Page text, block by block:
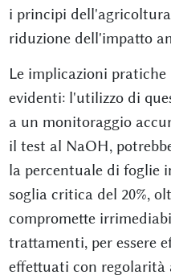
i principi
riduzione dell'impatto
Le implicazioni
evidenti: l'utilizzo di
a un monitoraggio
il test al NaOH,
la percentuale di foglie
soglia critica del 20%,
compromette
trattamenti, per essere
effettuati con